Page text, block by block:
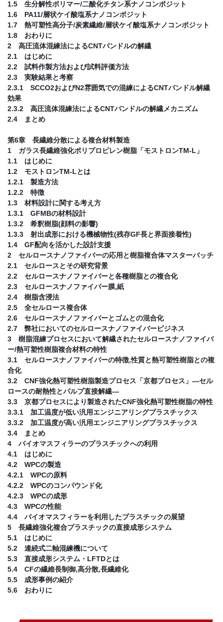
1.5 生分解性ポリマー/二酸化チタン系ナノコンポジット
1.6 PA11/層状ケイ酸塩系ナノコンポジット
1.7 熱可塑性高分子/炭素繊維/層状ケイ酸塩系ナノコンポジット
1.8 おわりに
2 高圧流体混練法によるCNTバンドルの解繊
2.1 はじめに
2.2 試料作製方法および試料評価方法
2.3 実験結果と考察
2.3.1 SCCO2およびN2雰囲気での混練によるCNTバンドル解繊
効果
2.3.2 高圧流体混練法によるCNTバンドルの解繊メカニズム
2.4 まとめ
第6章 長繊維分散による複合材料製造
1 ガラス長繊維強化ポリプロピレン樹脂「モストロンTM-L」
1.1 はじめに
1.2 モストロンTM-Lとは
1.2.1 製造方法
1.2.2 特徴
1.3 材料設計に関する考え方
1.3.1 GFMBの材料設計
1.3.2 希釈樹脂(顔料の影響)
1.3.3 射出成形における機械物性(残存GF長と界面接着性)
1.4 GF配向を活かした設計支援
2 セルロースナノファイバーの応用と樹脂複合体マスターバッチ
2.1 セルロースとその研究背景
2.2 セルロースナノファイバーと各種樹脂との複合化
2.3 セルロースナノファイバー膜,紙
2.4 樹脂含浸法
2.5 全セルロース複合体
2.6 セルロースナノファイバーとゴムとの混合化
2.7 弊社においてのセルロースナノファイバービジネス
3 樹脂混練プロセスにおいて解繊されたセルロースナノファイバ
ー/熱可塑性樹脂複合材料の特性
3.1 セルロースナノファイバーの特徴,性質と熱可塑性樹脂との複
合化
3.2 CNF強化熱可塑性樹脂製造プロセス「京都プロセス」―セル
ロースの耐熱性とパルプ直接解繊―
3.3 京都プロセスにより製造されたCNF強化熱可塑性樹脂の特性
3.3.1 加工温度が低い汎用エンジニアリングプラスチックス
3.3.2 加工温度が高い汎用エンジニアリングプラスチックス
3.4 まとめ
4 バイオマスフィラーのプラスチックへの利用
4.1 はじめに
4.2 WPCの製造
4.2.1 WPCの原料
4.2.2 WPCのコンパウンド化
4.2.3 WPCの成形
4.3 WPCの性能
4.4 バイオマスフィラーを利用したプラスチックの展望
5 長繊維強化複合プラスチックの直接成形システム
5.1 はじめに
5.2 連続式二軸混練機について
5.3 直接成形システム・LFTDとは
5.4 CFの繊維長制御,高分散,長繊維化
5.5 成形事例の紹介
5.6 おわりに